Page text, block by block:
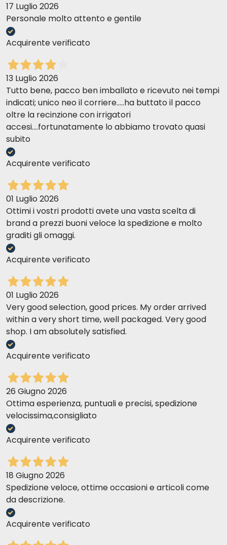
17 Luglio 2026
Personale molto attento e gentile
Acquirente verificato
13 Luglio 2026
Tutto bene, pacco ben imballato e ricevuto nei tempi
indicati; unico neo il corriere.....ha buttato il pacco
oltre la recinzione con irrigatori
accesi....fortunatamente lo abbiamo trovato quasi
subito
Acquirente verificato
01 Luglio 2026
Ottimi i vostri prodotti avete una vasta scelta di
brand a prezzi buoni veloce la spedizione e molto
graditi gli omaggi.
Acquirente verificato
01 Luglio 2026
Very good selection, good prices. My order arrived
within a very short time, well packaged. Very good
shop. I am absolutely satisfied.
Acquirente verificato
26 Giugno 2026
Ottima esperienza, puntuali e precisi, spedizione
velocissima,consigliato
Acquirente verificato
18 Giugno 2026
Spedizione veloce, ottime occasioni e articoli come
da descrizione.
Acquirente verificato